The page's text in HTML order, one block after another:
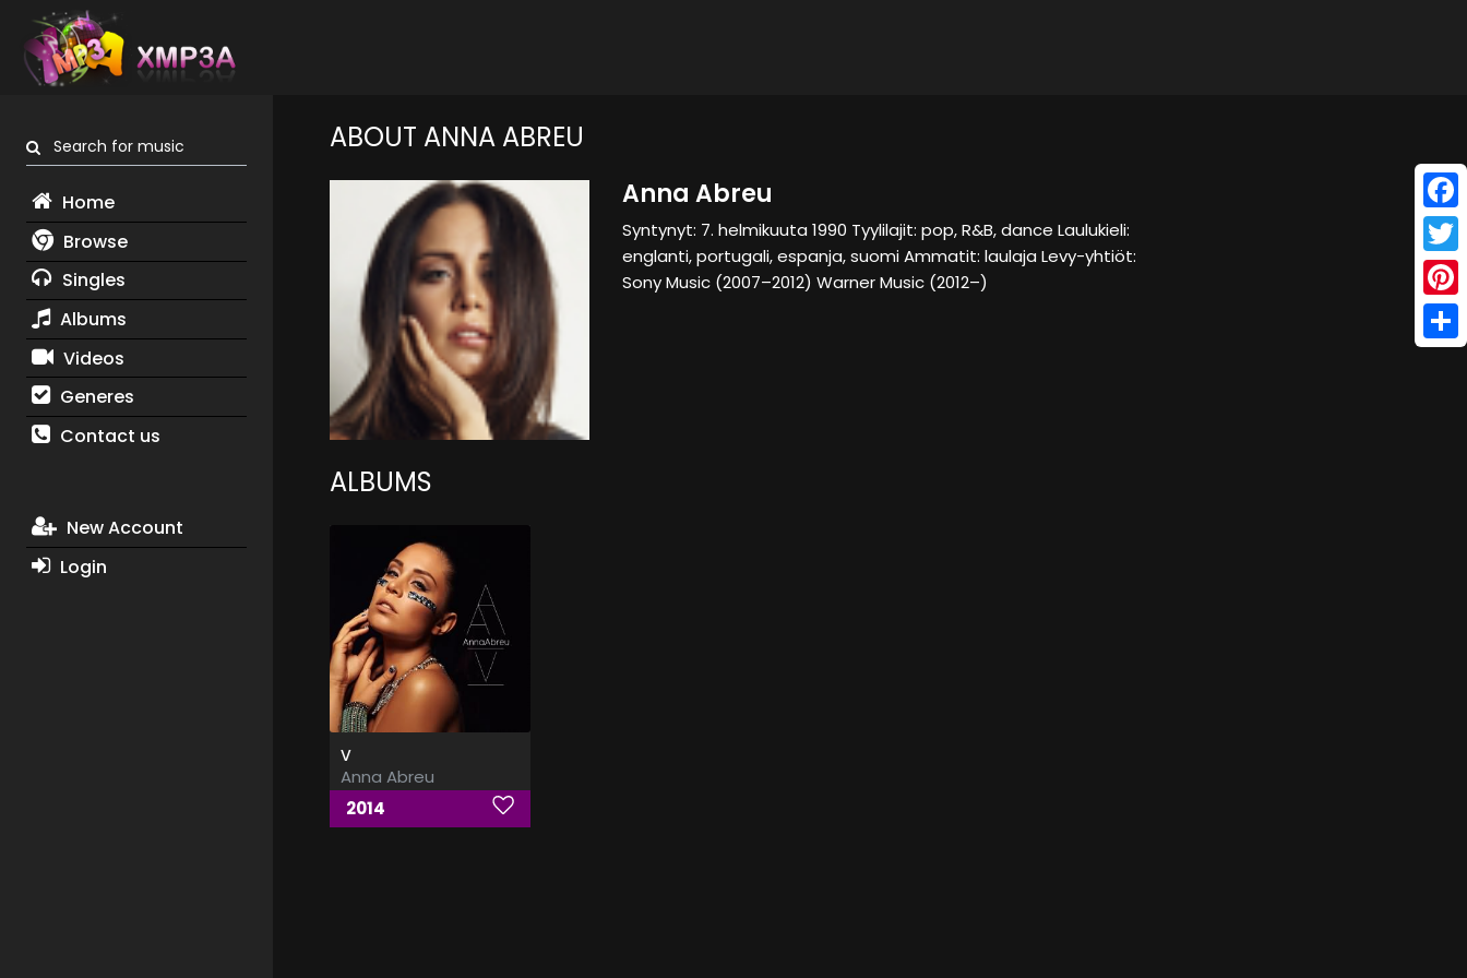
Search for music
Home
Browse
Singles
Albums
Videos
Generes
Contact us
New Account
Login
ABOUT ANNA ABREU
Anna Abreu
Syntynyt: 7. helmikuuta 1990 Tyylilajit: pop, R&B, dance Laulukieli:
englanti, portugali, espanja, suomi Ammatit: laulaja Levy-yhtiöt:
Sony Music (2007–2012) Warner Music (2012–)
ALBUMS
V
Anna Abreu
2014